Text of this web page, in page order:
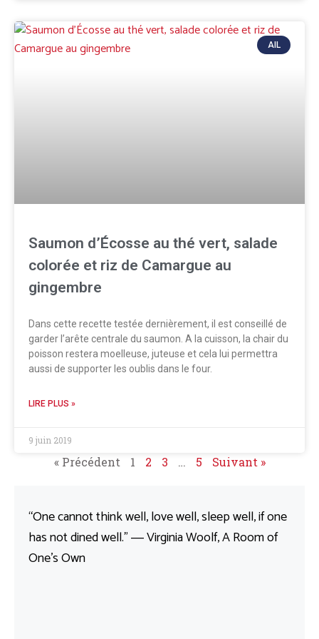
AIL
Saumon d’Écosse au thé vert, salade
colorée et riz de Camargue au
gingembre
Dans cette recette testée dernièrement, il est conseillé de
garder l’arête centrale du saumon. A la cuisson, la chair du
poisson restera moelleuse, juteuse et cela lui permettra
aussi de supporter les oublis dans le four.
LIRE PLUS »
9 juin 2019
« Précédent 1 2 3 … 5 Suivant »
“One cannot think well, love well, sleep well, if one
has not dined well.” ― Virginia Woolf, A Room of
One’s Own